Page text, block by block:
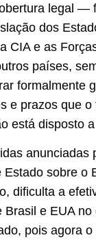
legal —
dos
CIA e as
países,
formalmente
e prazos que o
está disposto
anunciadas
Estado sobre o
dificulta a
Brasil e EUA no
pois agora o